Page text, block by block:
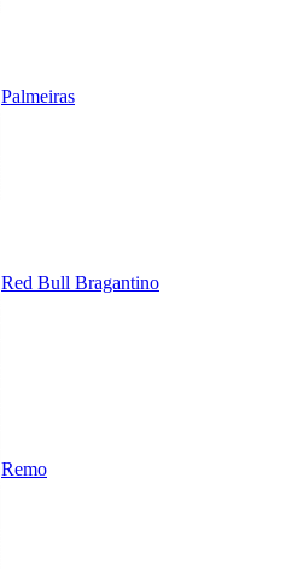
Palmeiras
Red Bull Bragantino
Remo